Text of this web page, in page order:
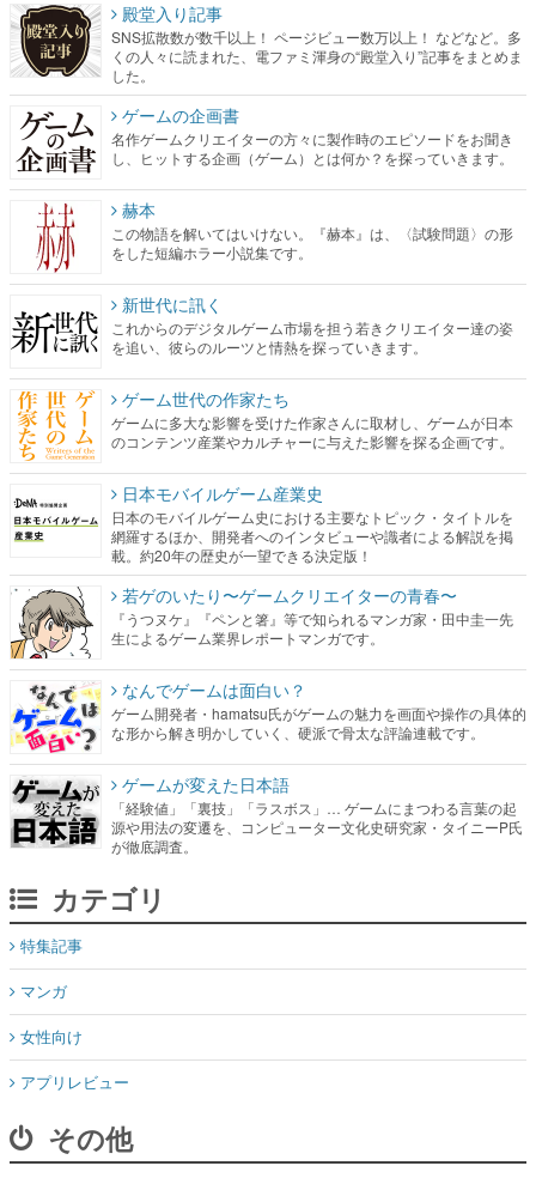
殿堂入り記事
SNS拡散数が数千以上！ ページビュー数万以上！ などなど。多
くの人々に読まれた、電ファミ渾身の“殿堂入り”記事をまとめま
した。
ゲームの企画書
名作ゲームクリエイターの方々に製作時のエピソードをお聞き
し、ヒットする企画（ゲーム）とは何か？を探っていきます。
赫本
この物語を解いてはいけない。『赫本』は、〈試験問題〉の形
をした短編ホラー小説集です。
新世代に訊く
これからのデジタルゲーム市場を担う若きクリエイター達の姿
を追い、彼らのルーツと情熱を探っていきます。
ゲーム世代の作家たち
ゲームに多大な影響を受けた作家さんに取材し、ゲームが日本
のコンテンツ産業やカルチャーに与えた影響を探る企画です。
日本モバイルゲーム産業史
日本のモバイルゲーム史における主要なトピック・タイトルを
網羅するほか、開発者へのインタビューや識者による解説を掲
載。約20年の歴史が一望できる決定版！
若ゲのいたり〜ゲームクリエイターの青春〜
『うつヌケ』『ペンと箸』等で知られるマンガ家・田中圭一先
生によるゲーム業界レポートマンガです。
なんでゲームは面白い？
ゲーム開発者・hamatsu氏がゲームの魅力を画面や操作の具体的
な形から解き明かしていく、硬派で骨太な評論連載です。
ゲームが変えた日本語
「経験値」「裏技」「ラスボス」… ゲームにまつわる言葉の起
源や用法の変遷を、コンピューター文化史研究家・タイニーP氏
が徹底調査。
カテゴリ
特集記事
マンガ
女性向け
アプリレビュー
その他